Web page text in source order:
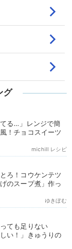
グ
る…」レンジで簡
！チョコスイーツ
michill レシピ
ろ！コウケンテツ
のスープ煮」作っ
ゆきぼむ
ても足りない
い！」きゅうりの